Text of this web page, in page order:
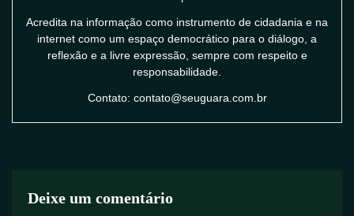
Acredita na informação como instrumento de cidadania e na
internet como um espaço democrático para o diálogo, a
reflexão e a livre expressão, sempre com respeito e
responsabilidade.
Contato: contato@seuguara.com.br
Deixe um comentário